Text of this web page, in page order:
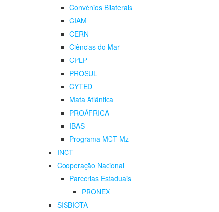
Convênios Bilaterais
CIAM
CERN
Ciências do Mar
CPLP
PROSUL
CYTED
Mata Atlântica
PROÁFRICA
IBAS
Programa MCT-Mz
INCT
Cooperação Nacional
Parcerias Estaduais
PRONEX
SISBIOTA